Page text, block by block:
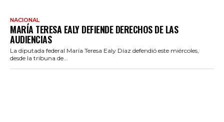
NACIONAL
MARÍA TERESA EALY DEFIENDE DERECHOS DE LAS
AUDIENCIAS
La diputada federal María Teresa Ealy Díaz defendió este miércoles,
desde la tribuna de...